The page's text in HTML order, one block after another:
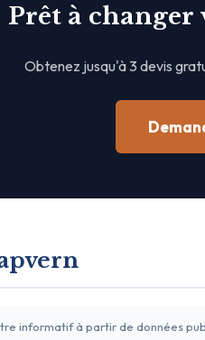
Prêt à changer
Obtenez jusqu'à 3 devis
informatif à partir de données